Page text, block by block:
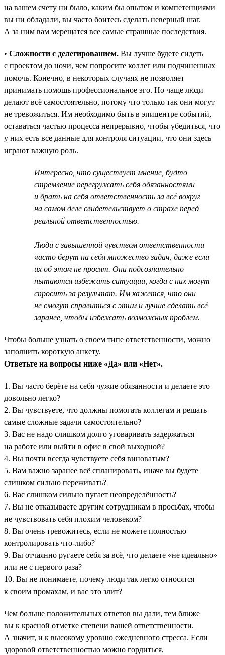
на вашем счету ни было, каким бы опытом и компетенциями
вы ни обладали, вы часто боитесь сделать неверный шаг.
А за ним вам мерещатся все самые страшные последствия.
• Сложности с делегированием. Вы лучше будете сидеть
с проектом до ночи, чем попросите коллег или подчиненных
помочь. Конечно, в некоторых случаях не позволяет
принимать помощь профессиональное эго. Но чаще люди
делают всё самостоятельно, потому что только так они могут
не тревожиться. Им необходимо быть в эпицентре событий,
оставаться частью процесса непрерывно, чтобы убедиться, что
у них есть все данные для контроля ситуации, что они здесь
играют важную роль.
Интересно, что существует мнение, будто
стремление перегружать себя обязанностями
и брать на себя ответственность за всё вокруг
на самом деле свидетельствует о страхе перед
реальной ответственностью.
Люди с завышенной чувством ответственности
часто берут на себя множество задач, даже если
их об этом не просят. Они подсознательно
пытаются избежать ситуации, когда с них могут
спросить за результат. Им кажется, что они
не смогут справиться с этим и лучше сделать всё
заранее, чтобы избежать возможных проблем.
Чтобы больше узнать о своем типе ответственности, можно
заполнить короткую анкету.
Ответьте на вопросы ниже «Да» или «Нет».
1. Вы часто берёте на себя чужие обязанности и делаете это
довольно легко?
2. Вы чувствуете, что должны помогать коллегам и решать
самые сложные задачи самостоятельно?
3. Вас не надо слишком долго уговаривать задержаться
на работе или выйти в офис в свой выходной?
4. Вы почти всегда чувствуете себя виноватым?
5. Вам важно заранее всё спланировать, иначе вы будете
слишком сильно переживать?
6. Вас слишком сильно пугает неопределённость?
7. Вы не отказываете другим сотрудникам в просьбах, чтобы
не чувствовать себя плохим человеком?
8. Вы очень тревожитесь, если не можете полностью
контролировать что-либо?
9. Вы отчаянно ругаете себя за всё, что делаете «не идеально»
или не с первого раза?
10. Вы не понимаете, почему люди так легко относятся
к своим промахам, и вас это злит?
Чем больше положительных ответов вы дали, тем ближе
вы к красной отметке степени вашей ответственности.
А значит, и к высокому уровню ежедневного стресса. Если
здоровой ответственностью можно гордиться,